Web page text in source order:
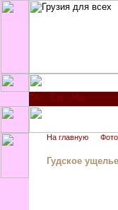
На главную
Гудское ущелье